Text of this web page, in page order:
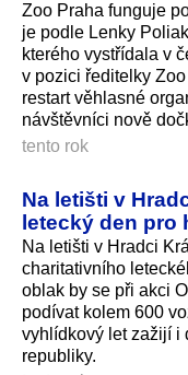
Zoo Praha funguje
je podle Lenky
kterého vystřídala v
v pozici ředitelky
restart věhlasné
návštěvníci nově
tento rok
Na letišti v
letecký den pro
Na letišti v Hradci
charitativního
oblak by se při akci
podívat kolem 600
vyhlídkový let zažijí i
republiky.